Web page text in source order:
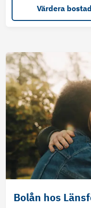
Värdera bostad
Bolån hos